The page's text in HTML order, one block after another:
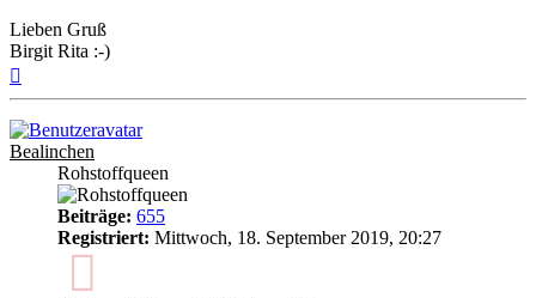
Lieben Gruß
Birgit Rita :-)
Bealinchen
Rohstoffqueen
Beiträge: 655
Registriert: Mittwoch, 18. September 2019, 20:27